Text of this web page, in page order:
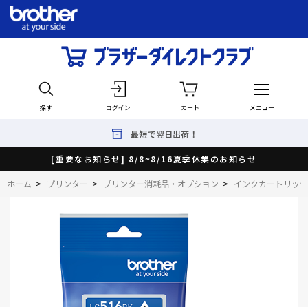
探す ログイン カート メニュー
最短で翌日出荷！
[重要なお知らせ] 8/8~8/16夏季休業のお知らせ
ホーム > プリンター > プリンター消耗品・オプション > インクカートリッジ